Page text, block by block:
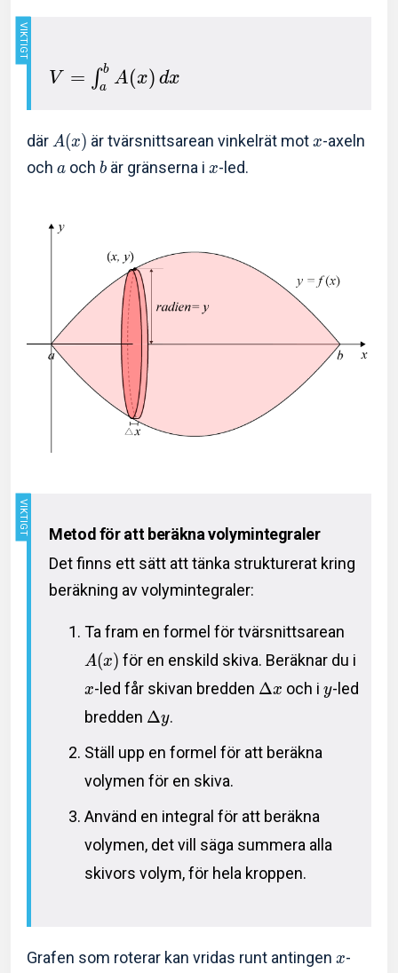
V = ∫a
b
A(x) dx
där A(x) är tvärsnittsarean vinkelrät mot x-axeln
och a och b är gränserna i x-led.
Metod för att beräkna volymintegraler
Det finns ett sätt att tänka strukturerat kring
beräkning av volymintegraler:
Ta fram en formel för tvärsnittsarean
A(x) för en enskild skiva. Beräknar du i
x-led får skivan bredden Δx och i y-led
bredden Δy.
Ställ upp en formel för att beräkna
volymen för en skiva.
Använd en integral för att beräkna
volymen, det vill säga summera alla
skivors volym, för hela kroppen.
Grafen som roterar kan vridas runt antingen x-